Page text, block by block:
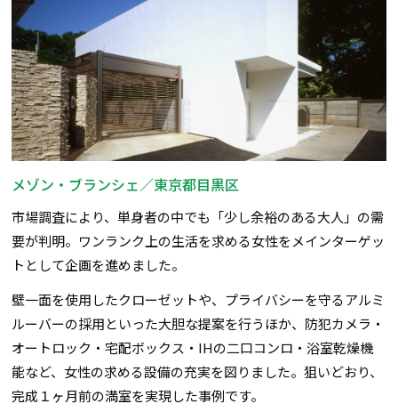
メゾン・ブランシェ／東京都目黒区
市場調査により、単身者の中でも「少し余裕のある大人」の需
要が判明。ワンランク上の生活を求める女性をメインターゲッ
トとして企画を進めました。
壁一面を使用したクローゼットや、プライバシーを守るアルミ
ルーバーの採用といった大胆な提案を行うほか、防犯カメラ・
オートロック・宅配ボックス・IHの二口コンロ・浴室乾燥機
能など、女性の求める設備の充実を図りました。狙いどおり、
完成１ヶ月前の満室を実現した事例です。